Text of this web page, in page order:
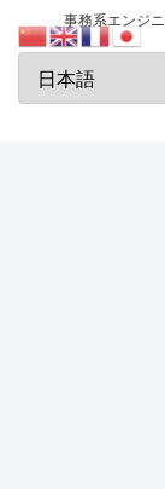
事務系エンジ